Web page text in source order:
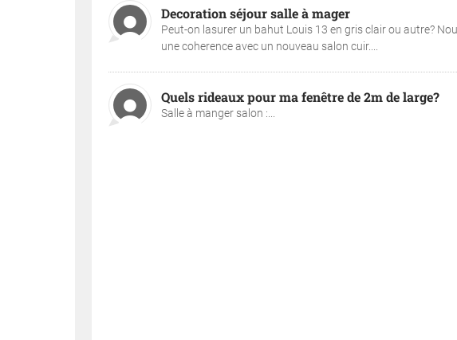
Decoration séjour salle à mager
Peut-on lasurer un bahut Louis 13 en gris clair ou autre?
une coherence avec un nouveau salon cuir....
Quels rideaux pour ma fenêtre de 2m de large?
Salle à manger salon :...